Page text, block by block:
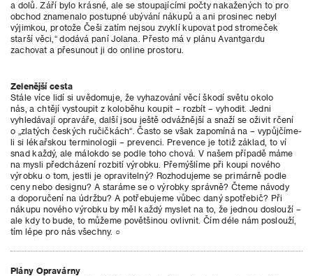
a dolů. Září bylo krásné, ale se stoupajícími počty nakažených to pro
obchod znamenalo postupné ubývání nákupů a ani prosinec nebyl
výjimkou, protože Češi zatím nejsou zvyklí kupovat pod stromeček
starší věci,“ dodává paní Jolana. Přesto má v plánu Avantgardu
zachovat a přesunout ji do online prostoru.
Zelenější cesta
Stále více lidí si uvědomuje, že vyhazování věcí škodí světu okolo
nás, a chtějí vystoupit z koloběhu koupit – rozbít – vyhodit. Jedni
vyhledávají opraváře, další jsou ještě odvážnější a snaží se oživit rčení
o „zlatých českých ručičkách“. Často se však zapomíná na – vypůjčíme-
li si lékařskou terminologii – prevenci. Prevence je totiž základ, to ví
snad každý, ale málokdo se podle toho chová. V našem případě máme
na mysli předcházení rozbití výrobku. Přemýšlíme při koupi nového
výrobku o tom, jestli je opravitelný? Rozhodujeme se primárně podle
ceny nebo designu? A staráme se o výrobky správně? Čteme návody
a doporučení na údržbu? A potřebujeme vůbec daný spotřebič? Při
nákupu nového výrobku by měl každý myslet na to, že jednou doslouží –
ale kdy to bude, to můžeme povětšinou ovlivnit. Čím déle nám poslouží,
tím lépe pro nás všechny. ○
Plány Opravárny